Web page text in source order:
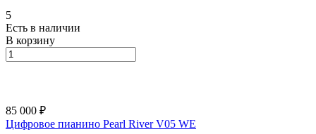
5
Есть в наличии
В корзину
85 000 ₽
Цифровое пианино Pearl River V05 WE